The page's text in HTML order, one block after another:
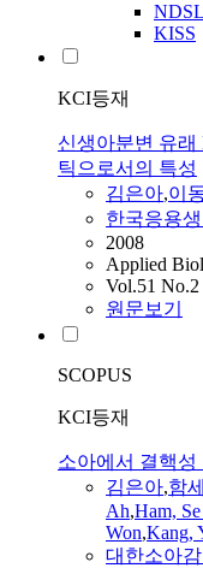
NDSL
KISS
KCI등재
신생아분변 유래
틱으로서의 특성
김은아,이
한국응용
2008
Applied
Vol.51 No.2
원문보기
SCOPUS
KCI등재
소아에서 결핵성
김은아,함
Ah,Ham,
Won,Kang,
대한소아